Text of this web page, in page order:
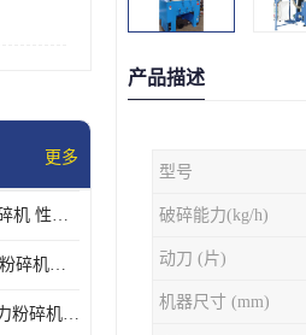
更多
ZHL-SA1000静音粉碎机 性能稳定
噪音低 汕头600强力粉碎机直供
广东震龙PC-1200强力粉碎机 物超所值
产品描述
型号
破碎能力(kg/h)
动刀 (片)
机器尺寸 (mm)